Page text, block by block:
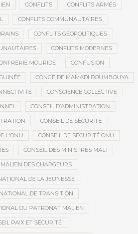
CONFLITS CONFLITS ARMÉS
CONFLITS COMMUNAUTAIRES
CONFLITS GÉOPOLITIQUES
CONFLITS MODERNES
MOURIDE CONFUSION
CONGÉ DE MAMADI DOUMBOUYA
CONSCIENCE COLLECTIVE
CONSEIL D’ADMINISTRATION
CONSEIL DE SÉCURITÉ
L'ONU CONSEIL DE SÉCURITÉ ONU
CONSEIL DES MINISTRES MALI
DES CHARGEURS
DE LA JEUNESSE
DE TRANSITION
DU PATRONAT MALIEN
PAIX ET SÉCURITÉ